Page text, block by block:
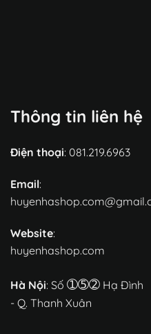
Thông tin liên hệ
Điện thoại: 081.219.6963
Email:
Website:
huyenhashop.com
Hà Nội: Số ➀➄➁ Hạ Đình
- Q. Thanh Xuân